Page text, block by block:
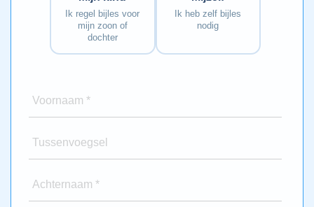
Ik regel bijles voor
mijn zoon of
dochter
Ik heb zelf bijles
nodig
Voornaam *
Tussenvoegsel
Achternaam *